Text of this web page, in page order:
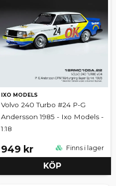
IXO MODELS
Volvo 240 Turbo #24 P-G
Andersson 1985 - Ixo Models -
1:18
949 kr Finns i lager
KÖP